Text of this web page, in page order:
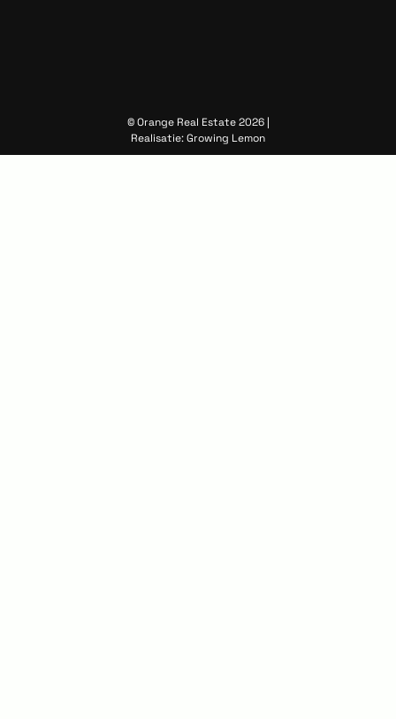
© Orange Real Estate 2026 |
Realisatie:Growing Lemon